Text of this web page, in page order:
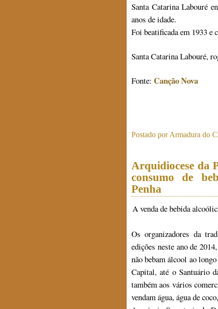
Santa Catarina Labouré
anos de idade.
Foi beatificada em 1933 e
Santa Catarina Labouré,
Fonte: Canção Nova
Postado porArmadura do
Arquidiocese da
consumo de
Penha
A venda de bebida
Os organizadores da
edições neste ano de
não bebam álcool ao
Capital, até o Santuário
também aos vários
vendam água, água de